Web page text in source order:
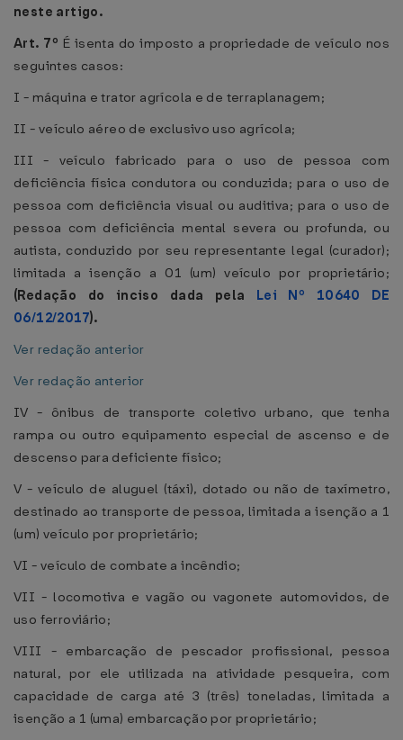
neste artigo.
Art. 7º É isenta do imposto a propriedade de veículo nos
seguintes casos:
I - máquina e trator agrícola e de terraplanagem;
II - veículo aéreo de exclusivo uso agrícola;
III - veículo fabricado para o uso de pessoa com
deficiência física condutora ou conduzida; para o uso de
pessoa com deficiência visual ou auditiva; para o uso de
pessoa com deficiência mental severa ou profunda, ou
autista, conduzido por seu representante legal (curador);
limitada a isenção a 01 (um) veículo por proprietário;
(Redação do inciso dada pela Lei Nº 10640 DE
06/12/2017).
Ver redação anterior
Ver redação anterior
IV - ônibus de transporte coletivo urbano, que tenha
rampa ou outro equipamento especial de ascenso e de
descenso para deficiente físico;
V - veículo de aluguel (táxi), dotado ou não de taxímetro,
destinado ao transporte de pessoa, limitada a isenção a 1
(um) veículo por proprietário;
VI - veículo de combate a incêndio;
VII - locomotiva e vagão ou vagonete automovidos, de
uso ferroviário;
VIII - embarcação de pescador profissional, pessoa
natural, por ele utilizada na atividade pesqueira, com
capacidade de carga até 3 (três) toneladas, limitada a
isenção a 1 (uma) embarcação por proprietário;